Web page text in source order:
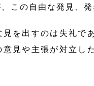
この自由な発見、発
を出すのは失礼で
見や主張が対立し